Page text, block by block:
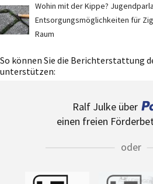
Wohin mit der Kippe?
Entsorgungsmöglichkeiten für
Raum
So können Sie die Berichterstattung
unterstützen:
Ralf Julke über
einen freien
oder